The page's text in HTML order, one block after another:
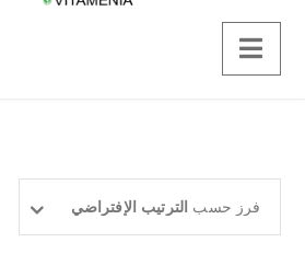
فرز حسب الترتيب الإفتراضي